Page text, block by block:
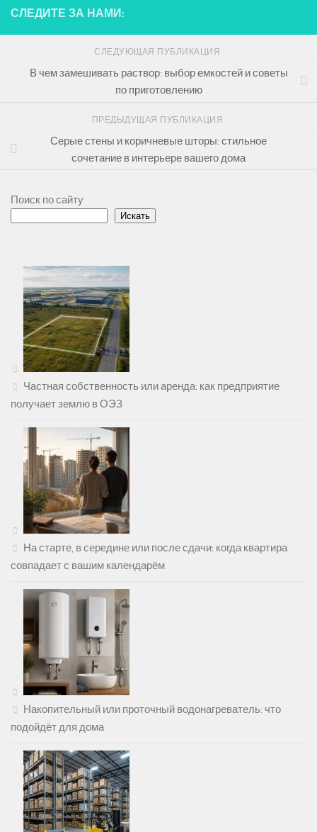
СЛЕДИТЕ ЗА НАМИ:
СЛЕДУЮЩАЯ ПУБЛИКАЦИЯ
В чем замешивать раствор: выбор емкостей и советы
по приготовлению
ПРЕДЫДУЩАЯ ПУБЛИКАЦИЯ
Серые стены и коричневые шторы: стильное
сочетание в интерьере вашего дома
Поиск по сайту
Искать
Частная собственность или аренда: как предприятие
получает землю в ОЭЗ
На старте, в середине или после сдачи: когда квартира
совпадает с вашим календарём
Накопительный или проточный водонагреватель: что
подойдёт для дома